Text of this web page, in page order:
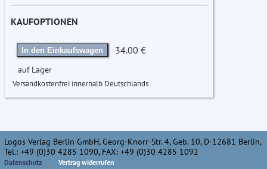
KAUFOPTIONEN
In den Einkaufswagen 34.00 €
auf Lager
Versandkostenfrei innerhalb Deutschlands
Logos Verlag Berlin GmbH, Georg-Knorr-Str. 4, Geb. 10, D-12681 Berlin,
Tel.: +49 (0)30 4285 1090, FAX: +49 (0)30 4285 1092
Datenschutz Vertrag widerrufen